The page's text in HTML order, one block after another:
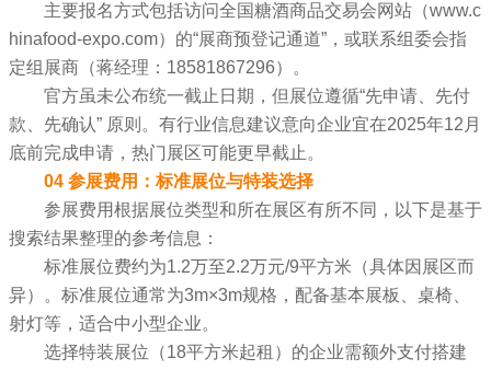
主要报名方式包括访问全国糖酒商品交易会网站（www.c
hinafood-expo.com）的“展商预登记通道”，或联系组委会指
定组展商（蒋经理：18581867296）。
官方虽未公布统一截止日期，但展位遵循“先申请、先付
款、先确认” 原则。有行业信息建议意向企业宜在2025年12月
底前完成申请，热门展区可能更早截止。
04 参展费用：标准展位与特装选择
参展费用根据展位类型和所在展区有所不同，以下是基于
搜索结果整理的参考信息：
标准展位费约为1.2万至2.2万元/9平方米（具体因展区而
异）。标准展位通常为3m×3m规格，配备基本展板、桌椅、
射灯等，适合中小型企业。
选择特装展位（18平方米起租）的企业需额外支付搭建